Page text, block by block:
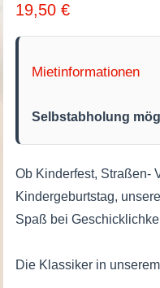
19,50€
Mietinformationen
Selbstabholung
Ob Kinderfest, Straßen-
Kindergeburtstag,
Spaß bei
Die Klassiker in